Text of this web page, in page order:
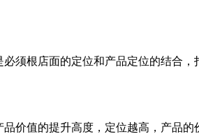
须根店面的定位和产品定位的结合
值的提升高度，定位越高，产品的